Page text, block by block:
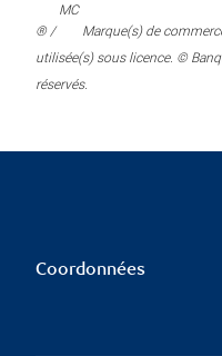
® /
MC
Marque(s) de
utilisée(s) sous licence. ©
réservés.
Coordonnées